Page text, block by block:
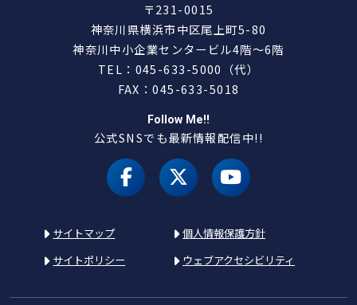
〒231-0015
神奈川県横浜市中区尾上町5-80
神奈川中小企業センタービル4階～6階
TEL：045-633-5000（代）
FAX：045-633-5018
Follow Me!!
公式SNSでも最新情報配信中!!
facebookX（旧 twitter）
youtube
サイトマップ
個人情報保護方針
サイトポリシー
ウェブアクセシビリティ